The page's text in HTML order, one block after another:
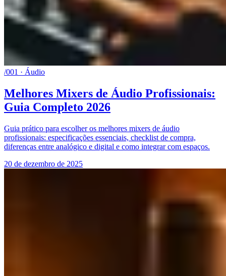
/001 · Áudio
Melhores Mixers de Áudio Profissionais:
Guia Completo 2026
Guia prático para escolher os melhores mixers de áudio
profissionais: especificações essenciais, checklist de compra,
diferenças entre analógico e digital e como integrar com espaços.
20 de dezembro de 2025